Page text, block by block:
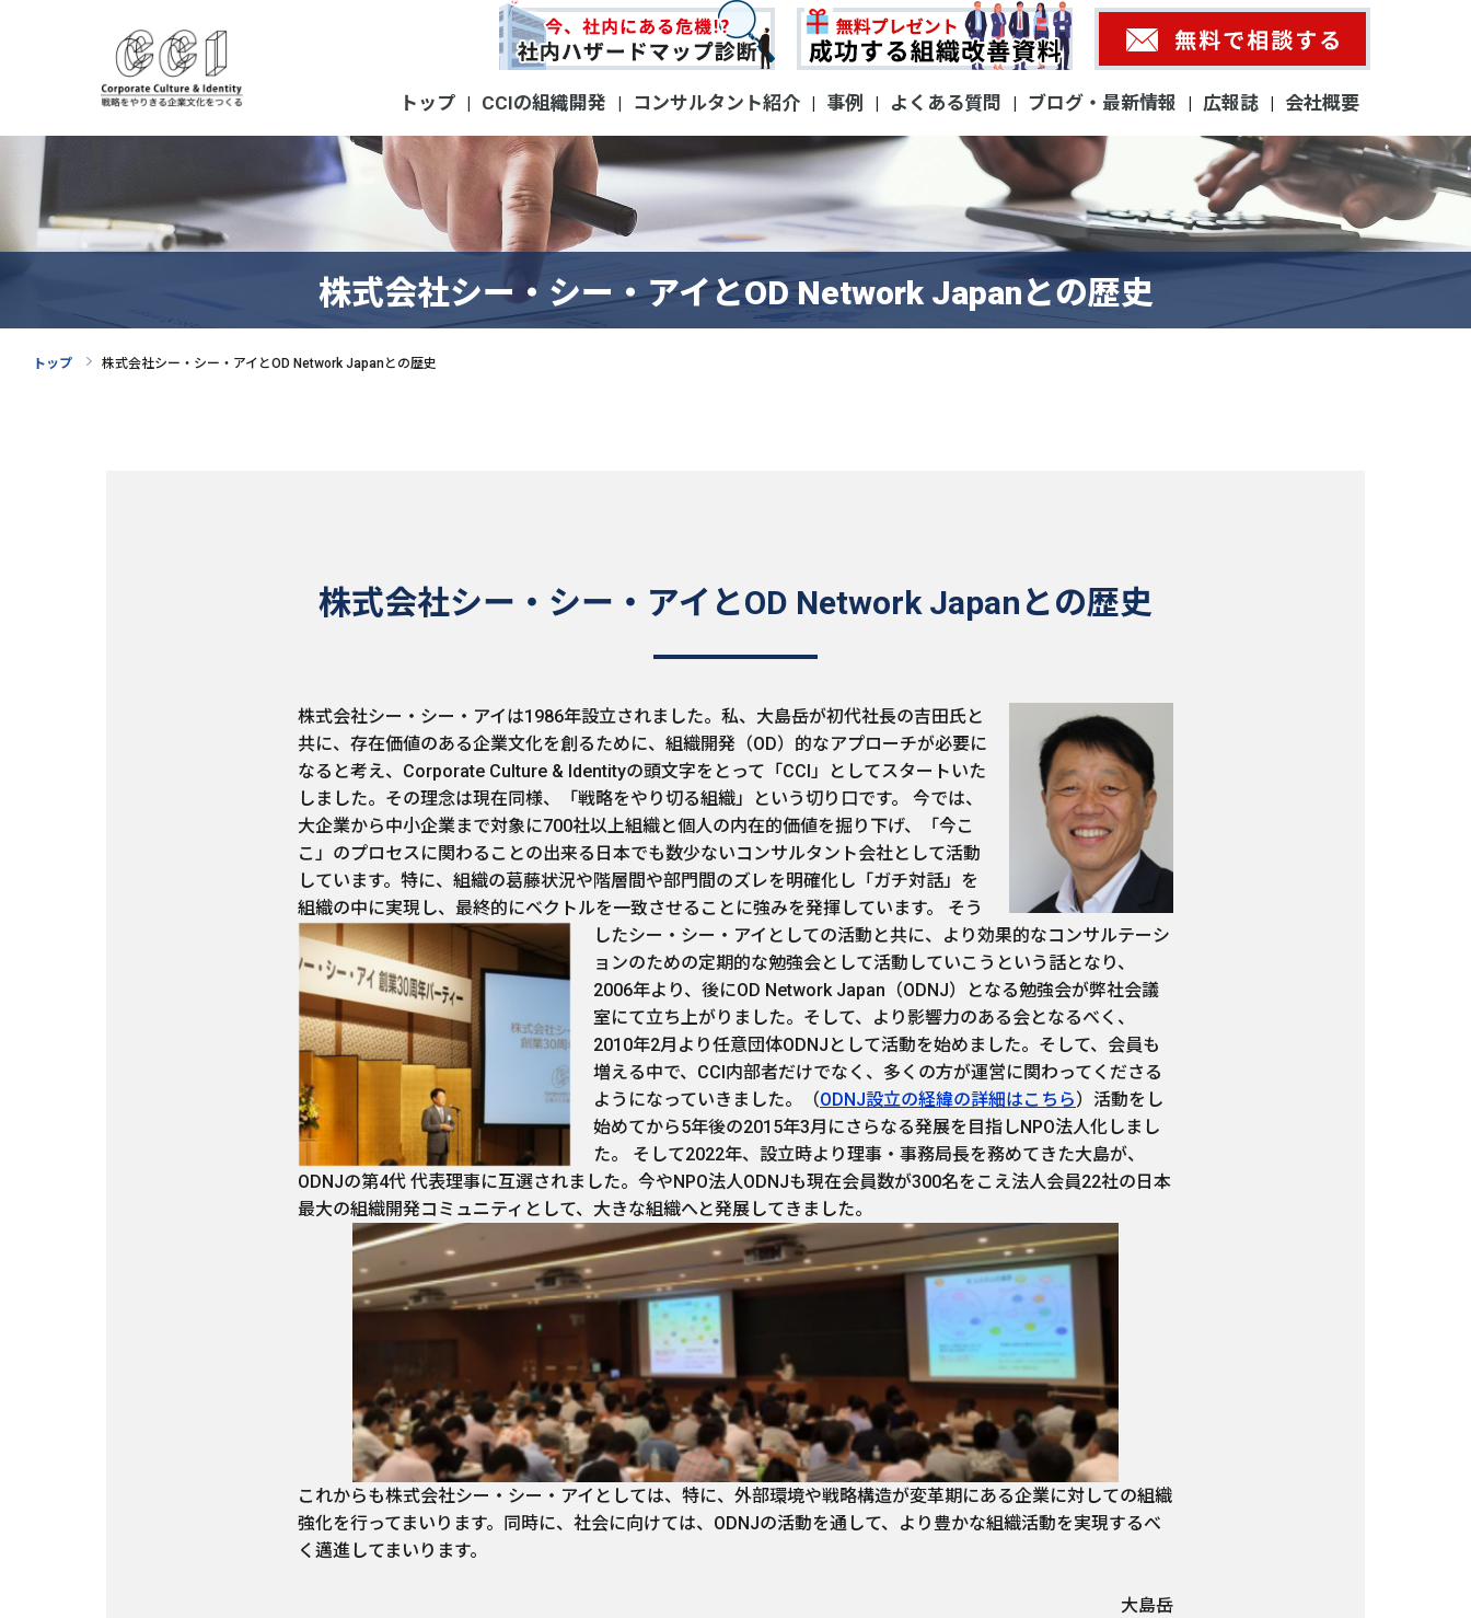
トップ | CCIの組織開発 | コンサルタント紹介 | 事例 | よくある質問 | ブログ・最新情報 | 広報誌 | 会社概要
株式会社シー・シー・アイとOD Network Japanとの歴史
トップ 株式会社シー・シー・アイとOD Network Japanとの歴史
株式会社シー・シー・アイとOD Network Japanとの歴史
株式会社シー・シー・アイは1986年設立されました。私、大島岳が初代社長の吉田氏と
共に、存在価値のある企業文化を創るために、組織開発（OD）的なアプローチが必要に
なると考え、Corporate Culture & Identityの頭文字をとって「CCI」としてスタートいた
しました。その理念は現在同様、「戦略をやり切る組織」という切り口です。 今では、
大企業から中小企業まで対象に700社以上組織と個人の内在的価値を掘り下げ、「今こ
こ」のプロセスに関わることの出来る日本でも数少ないコンサルタント会社として活動
しています。特に、組織の葛藤状況や階層間や部門間のズレを明確化し「ガチ対話」を
組織の中に実現し、最終的にベクトルを一致させることに強みを発揮しています。 そう
したシー・シー・アイとしての活動と共に、より効果的なコンサルテーシ
ョンのための定期的な勉強会として活動していこうという話となり、
2006年より、後にOD Network Japan（ODNJ）となる勉強会が弊社会議
室にて立ち上がりました。そして、より影響力のある会となるべく、
2010年2月より任意団体ODNJとして活動を始めました。そして、会員も
増える中で、CCI内部者だけでなく、多くの方が運営に関わってくださる
ようになっていきました。（ODNJ設立の経緯の詳細はこちら）活動をし
始めてから5年後の2015年3月にさらなる発展を目指しNPO法人化しまし
た。 そして2022年、設立時より理事・事務局長を務めてきた大島が、
ODNJの第4代 代表理事に互選されました。今やNPO法人ODNJも現在会員数が300名をこえ法人会員22社の日本
最大の組織開発コミュニティとして、大きな組織へと発展してきました。
これからも株式会社シー・シー・アイとしては、特に、外部環境や戦略構造が変革期にある企業に対しての組織
強化を行ってまいります。同時に、社会に向けては、ODNJの活動を通して、より豊かな組織活動を実現するべ
く邁進してまいります。
大島岳